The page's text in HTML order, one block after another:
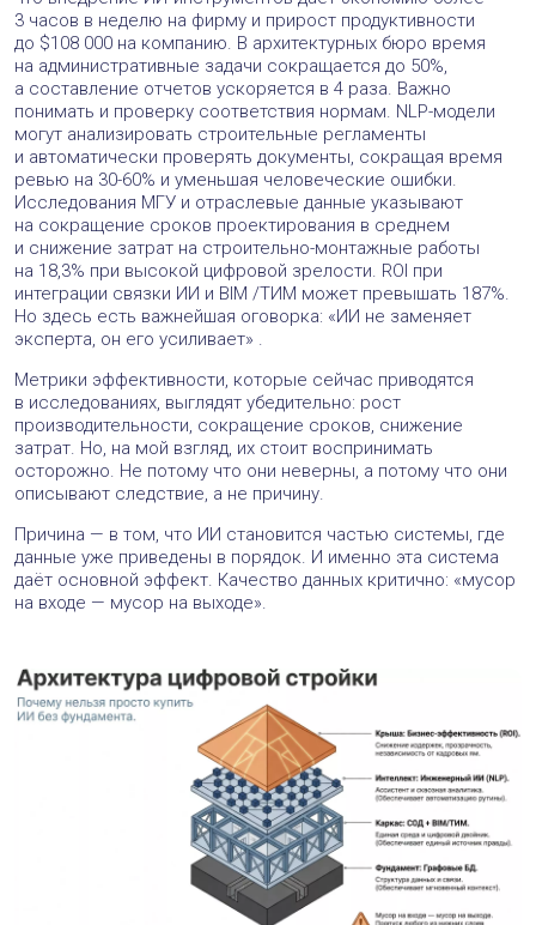
3 часов в неделю на фирму и прирост продуктивности
до $108 000 на компанию. В архитектурных бюро время
на административные задачи сокращается до 50%,
а составление отчетов ускоряется в 4 раза. Важно
понимать и проверку соответствия нормам. NLP-модели
могут анализировать строительные регламенты
и автоматически проверять документы, сокращая время
ревью на 30-60% и уменьшая человеческие ошибки.
Исследования МГУ и отраслевые данные указывают
на сокращение сроков проектирования в среднем
и снижение затрат на строительно-монтажные работы
на 18,3% при высокой цифровой зрелости. ROI при
интеграции связки ИИ и BIM /ТИМ может превышать 187%.
Но здесь есть важнейшая оговорка: «ИИ не заменяет
эксперта, он его усиливает» .
Метрики эффективности, которые сейчас приводятся
в исследованиях, выглядят убедительно: рост
производительности, сокращение сроков, снижение
затрат. Но, на мой взгляд, их стоит воспринимать
осторожно. Не потому что они неверны, а потому что они
описывают следствие, а не причину.
Причина — в том, что ИИ становится частью системы, где
данные уже приведены в порядок. И именно эта система
даёт основной эффект. Качество данных критично: «мусор
на входе — мусор на выходе».